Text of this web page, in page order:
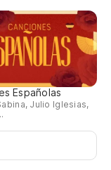
Españolas
Julio Iglesias,